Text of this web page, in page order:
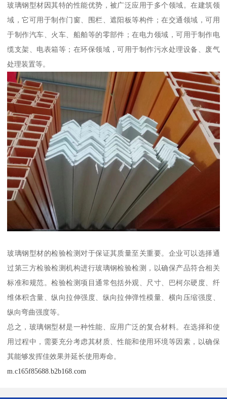
玻璃钢型材因其特的性能优势，被广泛应用于多个领域。在建筑领
域，它可用于制作门窗、围栏、遮阳板等构件；在交通领域，可用
于制作汽车、火车、船舶等的零部件；在电力领域，可用于制作电
缆支架、电表箱等；在环保领域，可用于制作污水处理设备、废气
处理装置等。
玻璃钢型材的检验检测对于保证其质量至关重要。企业可以选择通
过第三方检验检测机构进行玻璃钢检验检测，以确保产品符合相关
标准和规范。检验检测项目通常包括外观、尺寸、巴柯尔硬度、纤
维体积含量、纵向拉伸强度、纵向拉伸弹性模量、横向压缩强度、
纵向弯曲强度等。
总之，玻璃钢型材是一种性能、应用广泛的复合材料。在选择和使
用过程中，需要充分考虑其材质、性能和使用环境等因素，以确保
其能够发挥佳效果并延长使用寿命。
m.c165f85688.b2b168.com